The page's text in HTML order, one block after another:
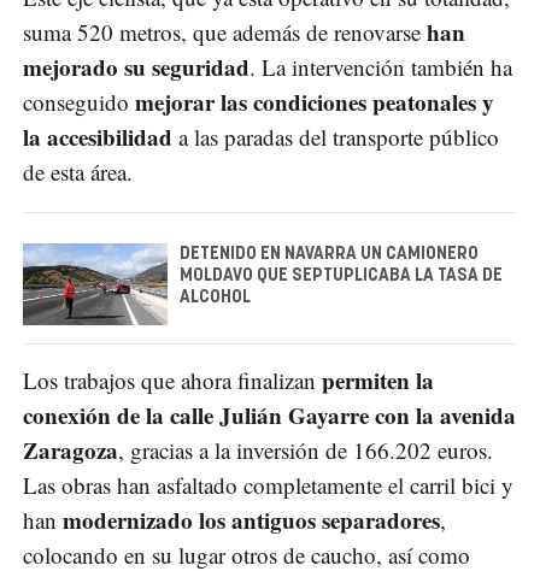
suma 520 metros, que además de renovarse han
mejorado su seguridad. La intervención también ha
conseguido mejorar las condiciones peatonales y
la accesibilidad a las paradas del transporte público
de esta área.
DETENIDO EN NAVARRA UN CAMIONERO
MOLDAVO QUE SEPTUPLICABA LA TASA DE
ALCOHOL
Los trabajos que ahora finalizan permiten la
conexión de la calle Julián Gayarre con la avenida
Zaragoza, gracias a la inversión de 166.202 euros.
Las obras han asfaltado completamente el carril bici y
han modernizado los antiguos separadores,
colocando en su lugar otros de caucho, así como